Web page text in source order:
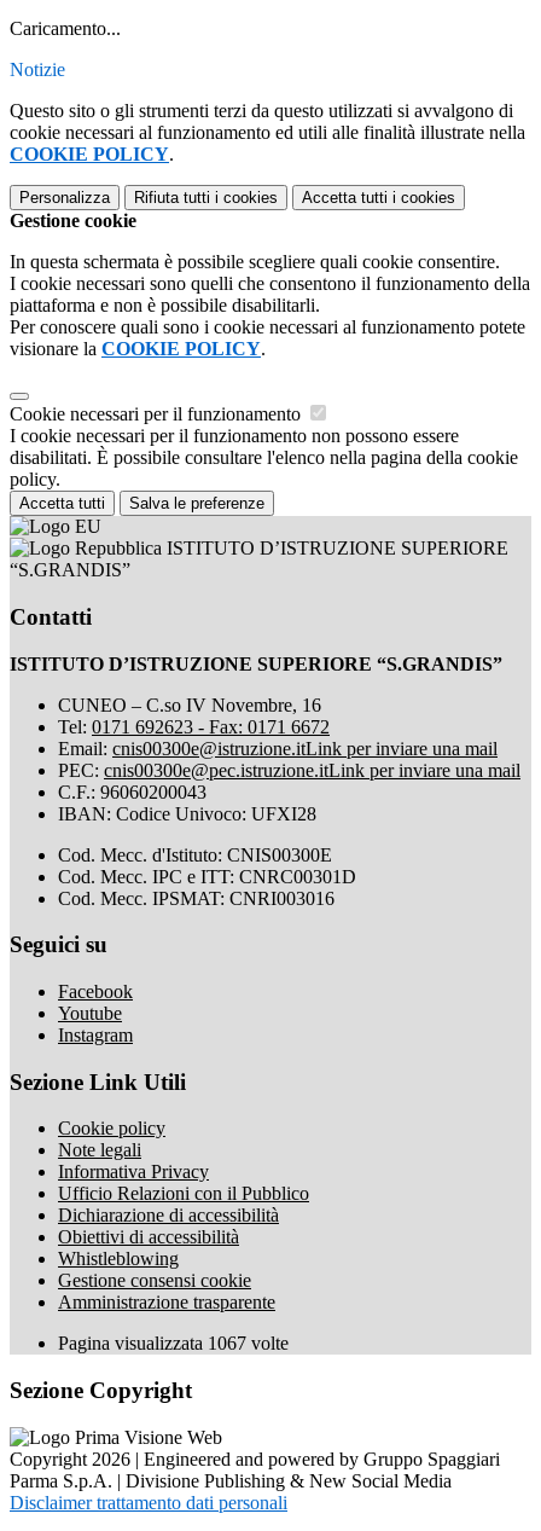
Caricamento...
Notizie
Questo sito o gli strumenti terzi da questo utilizzati si avvalgono di
cookie necessari al funzionamento ed utili alle finalità illustrate nella
COOKIE POLICY.
Personalizza Rifiuta tutti i cookies Accetta tutti i cookies
Gestione cookie
In questa schermata è possibile scegliere quali cookie consentire.
I cookie necessari sono quelli che consentono il funzionamento della
piattaforma e non è possibile disabilitarli.
Per conoscere quali sono i cookie necessari al funzionamento potete
visionare la COOKIE POLICY.
Cookie necessari per il funzionamento
I cookie necessari per il funzionamento non possono essere
disabilitati. È possibile consultare l'elenco nella pagina della cookie
policy.
Accetta tutti Salva le preferenze
ISTITUTO D’ISTRUZIONE SUPERIORE
“S.GRANDIS”
Contatti
ISTITUTO D’ISTRUZIONE SUPERIORE “S.GRANDIS”
CUNEO – C.so IV Novembre, 16
Tel: 0171 692623 - Fax: 0171 6672
Email: cnis00300e@istruzione.itLink per inviare una mail
PEC: cnis00300e@pec.istruzione.itLink per inviare una mail
C.F.: 96060200043
IBAN: Codice Univoco: UFXI28
Cod. Mecc. d'Istituto: CNIS00300E
Cod. Mecc. IPC e ITT: CNRC00301D
Cod. Mecc. IPSMAT: CNRI003016
Seguici su
Facebook
Youtube
Instagram
Sezione Link Utili
Cookie policy
Note legali
Informativa Privacy
Ufficio Relazioni con il Pubblico
Dichiarazione di accessibilità
Obiettivi di accessibilità
Whistleblowing
Gestione consensi cookie
Amministrazione trasparente
Pagina visualizzata 1067 volte
Sezione Copyright
Copyright 2026 | Engineered and powered by Gruppo Spaggiari
Parma S.p.A. | Divisione Publishing & New Social Media
Disclaimer trattamento dati personali